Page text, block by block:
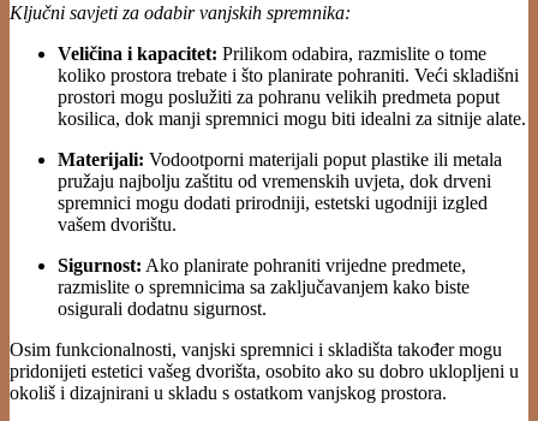
Ključni savjeti za odabir vanjskih spremnika:
Veličina i kapacitet: Prilikom odabira, razmislite o tome
koliko prostora trebate i što planirate pohraniti. Veći skladišni
prostori mogu poslužiti za pohranu velikih predmeta poput
kosilica, dok manji spremnici mogu biti idealni za sitnije alate.
Materijali: Vodootporni materijali poput plastike ili metala
pružaju najbolju zaštitu od vremenskih uvjeta, dok drveni
spremnici mogu dodati prirodniji, estetski ugodniji izgled
vašem dvorištu.
Sigurnost: Ako planirate pohraniti vrijedne predmete,
razmislite o spremnicima sa zaključavanjem kako biste
osigurali dodatnu sigurnost.
Osim funkcionalnosti, vanjski spremnici i skladišta također mogu
pridonijeti estetici vašeg dvorišta, osobito ako su dobro uklopljeni u
okoliš i dizajnirani u skladu s ostatkom vanjskog prostora.